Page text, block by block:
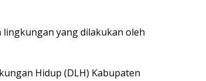
lingkungan yang dilakukan oleh
Hidup (DLH) Kabupaten